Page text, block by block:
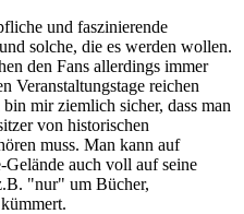
und faszinierende
solche, die es werden wollen.
den Fans allerdings immer
Veranstaltungstage reichen
mir ziemlich sicher, dass man
von historischen
muss. Man kann auf
auch voll auf seine
"nur" um Bücher,